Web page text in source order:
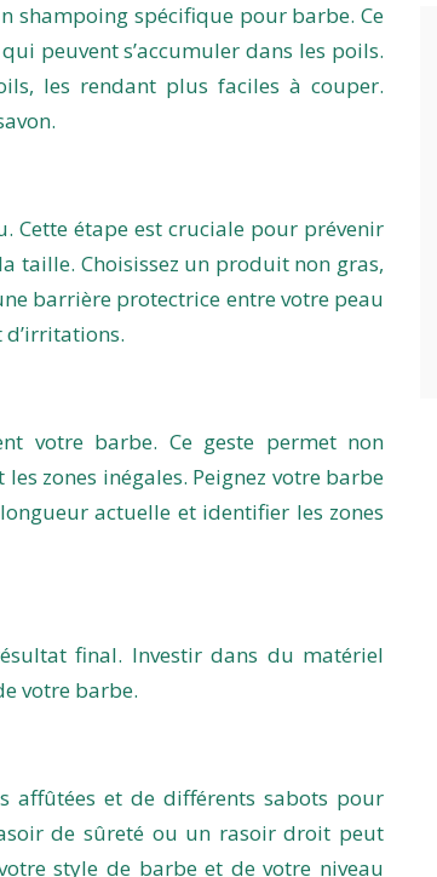
shampoing spécifique pour barbe. Ce
peuvent s’accumuler dans les poils.
les rendant plus faciles à couper.
Cette étape est cruciale pour prévenir
taille. Choisissez un produit non gras,
barrière protectrice entre votre peau
votre barbe. Ce geste permet non
zones inégales. Peignez votre barbe
actuelle et identifier les zones
final. Investir dans du matériel
votre barbe.
affûtées et de différents sabots pour
de sûreté ou un rasoir droit peut
style de barbe et de votre niveau